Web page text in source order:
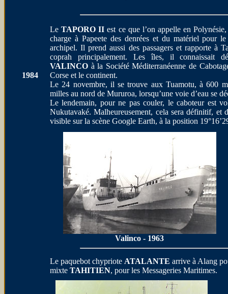
1984
LeTAPORO II est ce que l’on appelle en
charge à Papeete des denrées et du matériel pour
archipel. Il prend aussi des passagers et rapporte à
coprah principalement. Les îles, il connaissait
VALINCO à la Société Méditerranéenne de
Corse et le continent.
Le 24 novembre, il se trouve aux Tuamotu, à 600
milles au nord de Mururoa, lorsqu’une voie d’eau se
Le lendemain, pour ne pas couler, le caboteur est
Nukutavaké. Malheureusement, cela sera définitif, et
visible sur la scène Google Earth, à la position
Valinco - 1963
Le paquebot chypriote ATALANTE arrive à Alang
mixte TAHITIEN, pour les Messageries Maritimes.